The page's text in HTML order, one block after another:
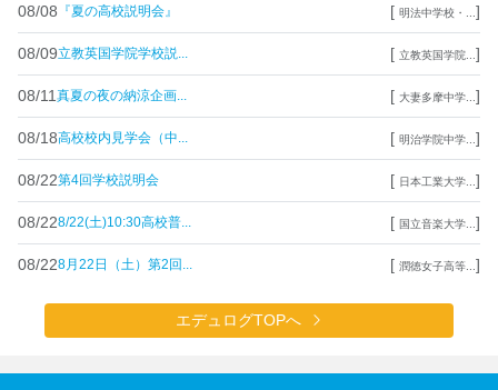
08/08 『夏の高校説明会』 [ 明法中学校・... ]
08/09立教英国学院学校説... [ 立教英国学院... ]
08/11 真夏の夜の納涼企画... [ 大妻多摩中学... ]
08/18高校校内見学会（中... [ 明治学院中学... ]
08/22第4回学校説明会 [ 日本工業大学... ]
08/228/22(土)10:30高校普... [ 国立音楽大学... ]
08/228月22日（土）第2回... [ 潤徳女子高等... ]
エデュログTOPへ